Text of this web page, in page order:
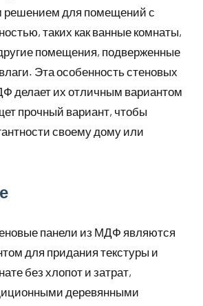
решением для помещений с
таких как ванные комнаты,
помещения, подверженные
Эта особенность стеновых
делает их отличным вариантом
прочный вариант, чтобы
своему дому или
панели из МДФ являются
для придания текстуры и
без хлопот и затрат,
деревянными